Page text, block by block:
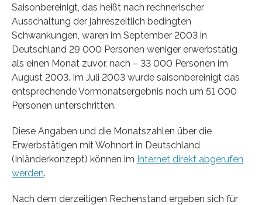
Saisonbereinigt, das heißt nach rechnerischer
Ausschaltung der jahreszeitlich bedingten
Schwankungen, waren im September 2003 in
Deutschland 29 000 Personen weniger erwerbstätig
als einen Monat zuvor, nach – 33 000 Personen im
August 2003. Im Juli 2003 wurde saisonbereinigt das
entsprechende Vormonatsergebnis noch um 51 000
Personen unterschritten.
Diese Angaben und die Monatszahlen über die
Erwerbstätigen mit Wohnort in Deutschland
(Inländerkonzept) können im Internet direkt abgerufen
werden.
Nach dem derzeitigen Rechenstand ergeben sich für